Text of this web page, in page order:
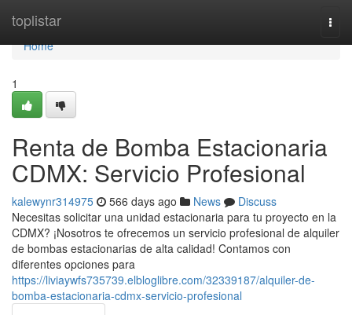
toplistar
Home
Home
1
Renta de Bomba Estacionaria
CDMX: Servicio Profesional
kalewynr314975 566 days ago News
Discuss
Necesitas solicitar una unidad estacionaria para tu proyecto en la
CDMX? ¡Nosotros te ofrecemos un servicio profesional de alquiler
de bombas estacionarias de alta calidad! Contamos con
diferentes opciones para
https://liviaywfs735739.elbloglibre.com/32339187/alquiler-de-
bomba-estacionaria-cdmx-servicio-profesional